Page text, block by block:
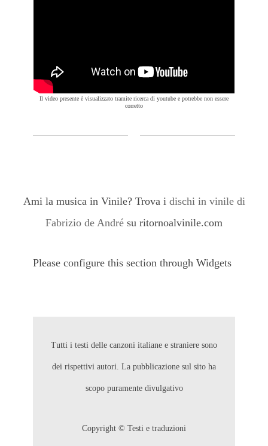
Il video presente è visualizzato tramite ricerca di youtube e potrebbe non essere
corretto
Ami la musica in Vinile? Trova i dischi in vinile di
Fabrizio de André su ritornoalvinile.com
Please configure this section through Widgets
Tutti i testi delle canzoni italiane e straniere sono
dei rispettivi autori. La pubblicazione sul sito ha
scopo puramente divulgativo
Copyright © Testi e traduzioni